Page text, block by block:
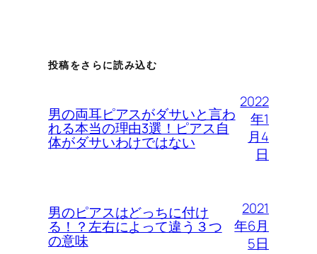
投稿をさらに読み込む
男の両耳ピアスがダサいと言わ
れる本当の理由3選！ピアス自
体がダサいわけではない
2022
年1
月4
日
男のピアスはどっちに付け
る！？左右によって違う３つ
の意味
2021
年6月
5日